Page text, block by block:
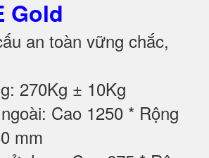
Gold
an toàn vững chắc,
270Kg ± 10Kg
Cao 1250 * Rộng
mm